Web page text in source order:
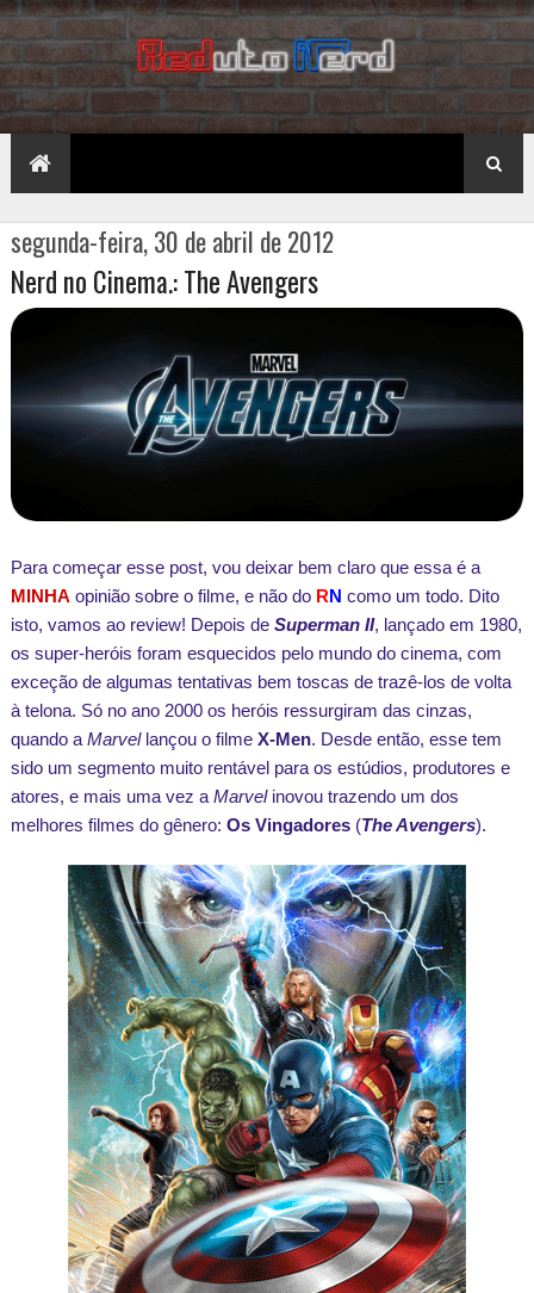
segunda-feira, 30 de abril de 2012
Nerd no Cinema.: The Avengers
Para começar esse post, vou deixar bem claro que essa é a
MINHA opinião sobre o filme, e não do RN como um todo. Dito
isto, vamos ao review! Depois de Superman II, lançado em 1980,
os super-heróis foram esquecidos pelo mundo do cinema, com
exceção de algumas tentativas bem toscas de trazê-los de volta
à telona. Só no ano 2000 os heróis ressurgiram das cinzas,
quando a Marvellançou o filme X-Men. Desde então, esse tem
sido um segmento muito rentável para os estúdios, produtores e
atores, e mais uma vez a Marvelinovou trazendo um dos
melhores filmes do gênero: Os Vingadores(The Avengers).